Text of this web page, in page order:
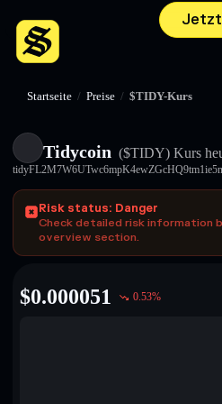
Startseite / Preise / $TIDY-Kurs
Tidycoin ($TIDY) Kurs
Risk status: Danger
Check detailed risk information
overview section.
$0.000051 0.53%